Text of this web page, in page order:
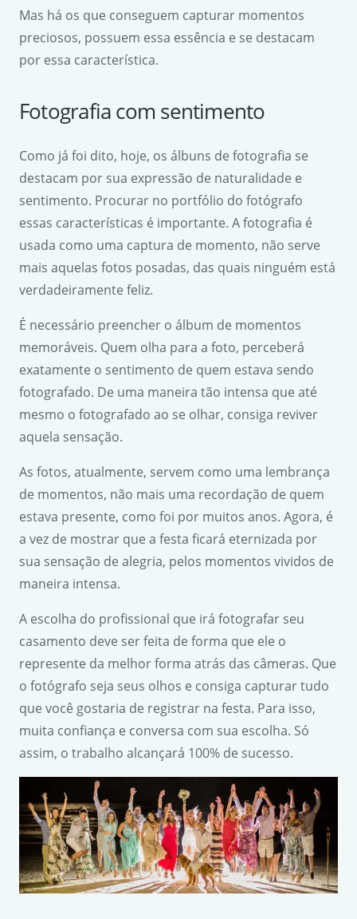
Mas há os que conseguem capturar momentos
preciosos, possuem essa essência e se destacam
por essa característica.
Fotografia com sentimento
Como já foi dito, hoje, os álbuns de fotografia se
destacam por sua expressão de naturalidade e
sentimento. Procurar no portfólio do fotógrafo
essas características é importante. A fotografia é
usada como uma captura de momento, não serve
mais aquelas fotos posadas, das quais ninguém está
verdadeiramente feliz.
É necessário preencher o álbum de momentos
memoráveis. Quem olha para a foto, perceberá
exatamente o sentimento de quem estava sendo
fotografado. De uma maneira tão intensa que até
mesmo o fotografado ao se olhar, consiga reviver
aquela sensação.
As fotos, atualmente, servem como uma lembrança
de momentos, não mais uma recordação de quem
estava presente, como foi por muitos anos. Agora, é
a vez de mostrar que a festa ficará eternizada por
sua sensação de alegria, pelos momentos vividos de
maneira intensa.
A escolha do profissional que irá fotografar seu
casamento deve ser feita de forma que ele o
represente da melhor forma atrás das câmeras. Que
o fotógrafo seja seus olhos e consiga capturar tudo
que você gostaria de registrar na festa. Para isso,
muita confiança e conversa com sua escolha. Só
assim, o trabalho alcançará 100% de sucesso.